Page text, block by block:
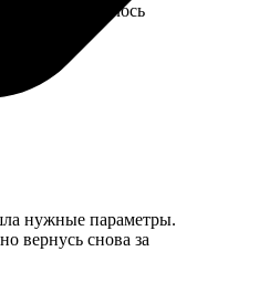
пришлось
нужные параметры.
вернусь снова за